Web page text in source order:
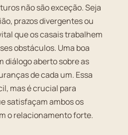
não são exceção. Seja
prazos divergentes ou
que os casais trabalhem
obstáculos. Uma boa
diálogo aberto sobre as
de cada um. Essa
mas é crucial para
satisfaçam ambos os
o relacionamento forte.